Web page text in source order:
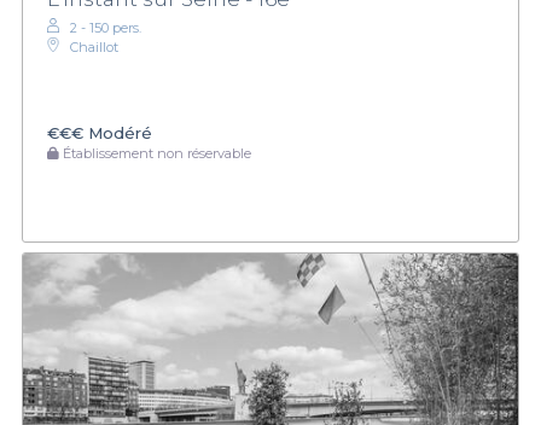
2 - 150 pers.
Chaillot
€€€ Modéré
Établissement non réservable